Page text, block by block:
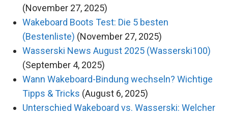
(November 27, 2025)
Wakeboard Boots Test: Die 5 besten
(Bestenliste) (November 27, 2025)
Wasserski News August 2025 (Wasserski100)
(September 4, 2025)
Wann Wakeboard-Bindung wechseln? Wichtige
Tipps & Tricks (August 6, 2025)
Unterschied Wakeboard vs. Wasserski: Welcher